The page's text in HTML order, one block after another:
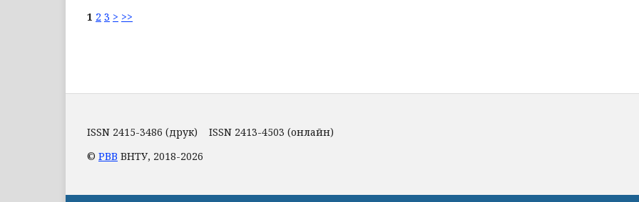
1 2 3 > >>
ISSN 2415-3486 (друк) ISSN 2413-4503 (онлайн)
© РВВ ВНТУ, 2018-2026